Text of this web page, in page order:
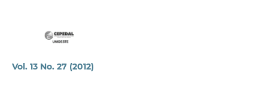
Vol. 13 No. 27 (2012)